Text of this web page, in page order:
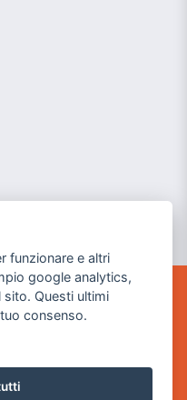
funzionare e altri
google analytics,
Questi ultimi
consenso.